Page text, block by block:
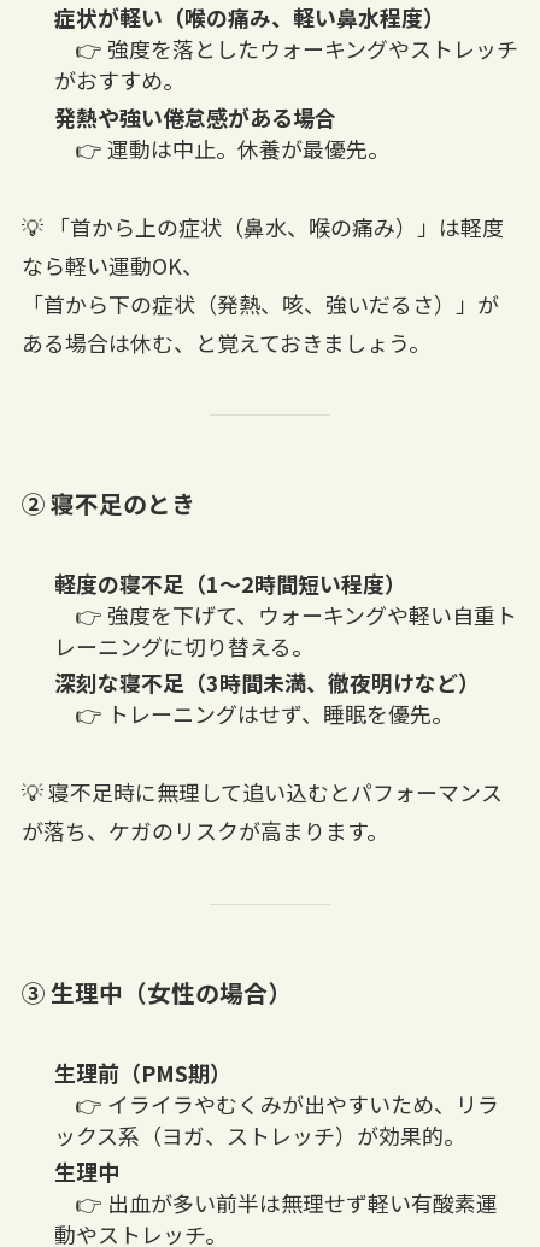
症状が軽い（喉の痛み、軽い鼻水程度）
👉 強度を落としたウォーキングやストレッチ
がおすすめ。
発熱や強い倦怠感がある場合
👉 運動は中止。休養が最優先。
💡 「首から上の症状（鼻水、喉の痛み）」は軽度
なら軽い運動OK、
「首から下の症状（発熱、咳、強いだるさ）」が
ある場合は休む、と覚えておきましょう。
② 寝不足のとき
軽度の寝不足（1〜2時間短い程度）
👉 強度を下げて、ウォーキングや軽い自重ト
レーニングに切り替える。
深刻な寝不足（3時間未満、徹夜明けなど）
👉 トレーニングはせず、睡眠を優先。
💡 寝不足時に無理して追い込むとパフォーマンス
が落ち、ケガのリスクが高まります。
③ 生理中（女性の場合）
生理前（PMS期）
👉 イライラやむくみが出やすいため、リラ
ックス系（ヨガ、ストレッチ）が効果的。
生理中
👉 出血が多い前半は無理せず軽い有酸素運
動やストレッチ。